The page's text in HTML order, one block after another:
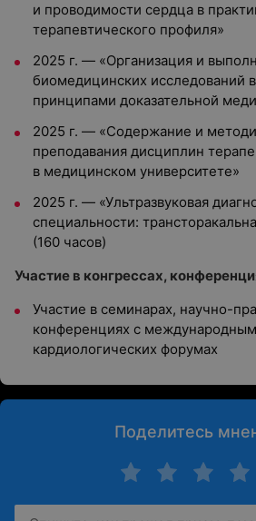
и проводимости сердца в
терапевтического профиля»
2025 г. — «Организация и
биомедицинских исследований
принципами доказательной
2025 г. — «Содержание и
преподавания дисциплин
в медицинском университете»
2025 г. — «Ультразвуковая
специальности:
(160 часов)
Участие в конгрессах,
Участие в семинарах, научно-
конференциях с
кардиологических форумах
Поделитесь